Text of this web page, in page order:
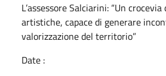
L’assessore Salciarini: “Un
artistiche, capace di generare
valorizzazione del territorio”
Date :